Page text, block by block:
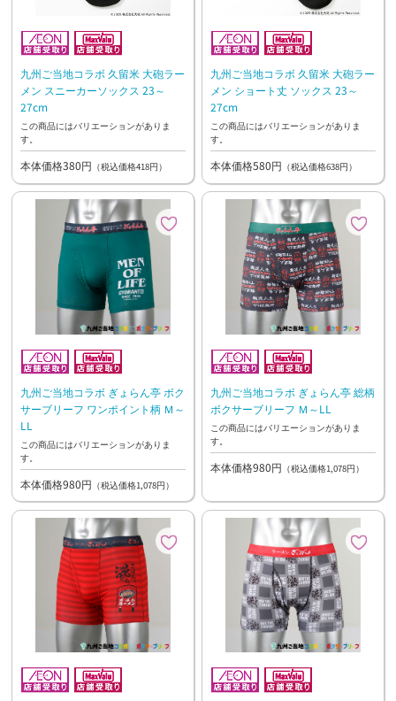
九州ご当地コラボ 久留米 大砲ラー
メン スニーカーソックス 23～
27cm
この商品にはバリエーションがありま
す。
本体価格380円 （税込価格418円）
九州ご当地コラボ 久留米 大砲ラー
メン ショート丈 ソックス 23～
27cm
この商品にはバリエーションがありま
す。
本体価格580円 （税込価格638円）
九州ご当地コラボ ぎょらん亭 ボク
サーブリーフ ワンポイント柄 Ｍ～
LL
この商品にはバリエーションがありま
す。
本体価格980円 （税込価格1,078円）
九州ご当地コラボ ぎょらん亭 総柄
ボクサーブリーフ Ｍ～LL
この商品にはバリエーションがありま
す。
本体価格980円 （税込価格1,078円）